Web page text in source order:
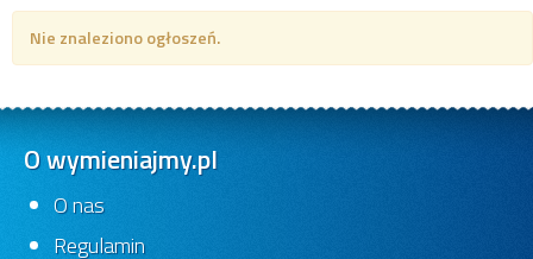
Nie znaleziono ogłoszeń.
O wymieniajmy.pl
O nas
Regulamin